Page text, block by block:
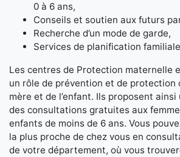
0 à 6 ans,
Conseils et soutien aux futurs
Recherche d’un mode de garde,
Services de planification
Les centres de Protection maternelle
un rôle de prévention et de protection
mère et de l’enfant. Ils proposent
des consultations gratuites aux
enfants de moins de 6 ans. Vous
la plus proche de chez vous en
de votre département, où vous